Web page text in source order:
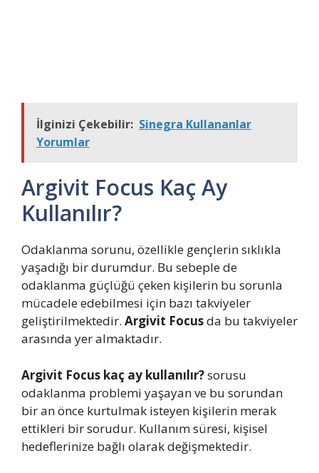
İlginizi Çekebilir: Sinegra Kullananlar
Yorumlar
Argivit Focus Kaç Ay
Kullanılır?
Odaklanma sorunu, özellikle gençlerin sıklıkla
yaşadığı bir durumdur. Bu sebeple de
odaklanma güçlüğü çeken kişilerin bu sorunla
mücadele edebilmesi için bazı takviyeler
geliştirilmektedir. Argivit Focusda bu takviyeler
arasında yer almaktadır.
Argivit Focus kaç ay kullanılır?sorusu
odaklanma problemi yaşayan ve bu sorundan
bir an önce kurtulmak isteyen kişilerin merak
ettikleri bir sorudur. Kullanım süresi, kişisel
hedeflerinize bağlı olarak değişmektedir.